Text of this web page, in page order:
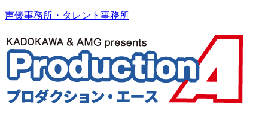
声優事務所・タレント事務所